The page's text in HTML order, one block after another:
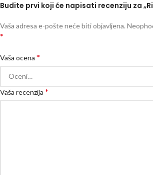
Budite prvi koji će napisati recenziju za
Vaša adresa e-pošte neće biti objavljena.
*
Vaša ocena *
Vaša recenzija *